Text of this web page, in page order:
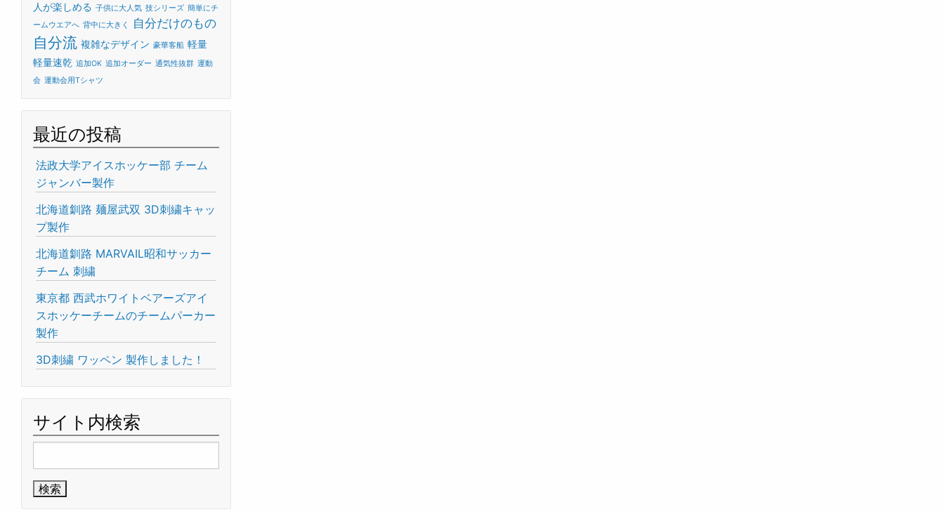
人が楽しめる 子供に大人気 技シリーズ 簡単にチ
ームウエアへ 背中に大きく 自分だけのもの
自分流 複雑なデザイン 豪華客船 軽量
軽量速乾 追加OK 追加オーダー 通気性抜群 運動
会 運動会用Tシャツ
最近の投稿
法政大学アイスホッケー部 チーム
ジャンバー製作
北海道釧路 麺屋武双 3D刺繍キャッ
プ製作
北海道釧路 MARVAIL昭和サッカー
チーム 刺繍
東京都 西武ホワイトベアーズアイ
スホッケーチームのチームパーカー
製作
3D刺繍 ワッペン 製作しました！
サイト内検索
索: